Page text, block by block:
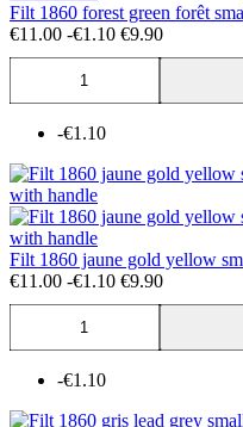
Filt 1860 forest green forêt
€11.00 -€1.10 €9.90
-€1.10
Filt 1860 jaune gold yellow
€11.00 -€1.10 €9.90
-€1.10